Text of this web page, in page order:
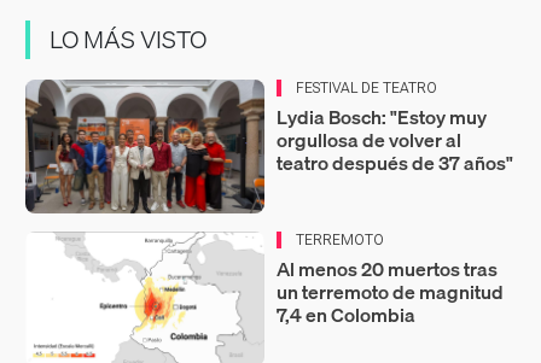
LO MÁS VISTO
FESTIVAL DE TEATRO
Lydia Bosch: "Estoy muy
orgullosa de volver al
teatro después de 37 años"
TERREMOTO
Al menos 20 muertos tras
un terremoto de magnitud
7,4 en Colombia